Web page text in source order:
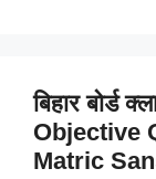
बिहार बोर्ड
Objective
Matric